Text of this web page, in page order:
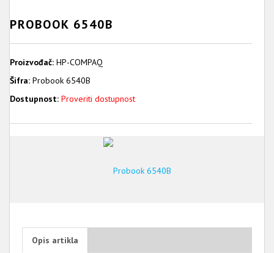
PROBOOK 6540B
Proizvođač: HP-COMPAQ
Šifra: Probook 6540B
Dostupnost: Proveriti dostupnost
Opis artikla